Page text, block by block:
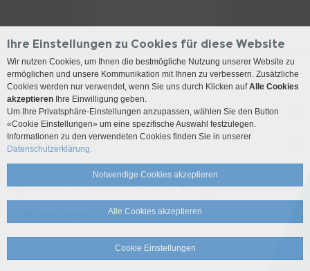
Kontakt
Anreise
Social Media
Impressum Disclaimer Datenschutz Sitemap
Ihre Einstellungen zu Cookies für diese Website
Wir nutzen Cookies, um Ihnen die bestmögliche Nutzung unserer Website zu
ermöglichen und unsere Kommunikation mit Ihnen zu verbessern. Zusätzliche
Cookies werden nur verwendet, wenn Sie uns durch Klicken aufAlle Cookies
akzeptieren Ihre Einwilligung geben.
Um Ihre Privatsphäre-Einstellungen anzupassen, wählen Sie den Button
«Cookie Einstellungen» um eine spezifische Auswahl festzulegen.
Informationen zu den verwendeten Cookies finden Sie in unserer
Datenschutzerklärung.
Notwendige Cookies akzeptieren
Alle Cookies akzeptieren
Cookie Einstellungen